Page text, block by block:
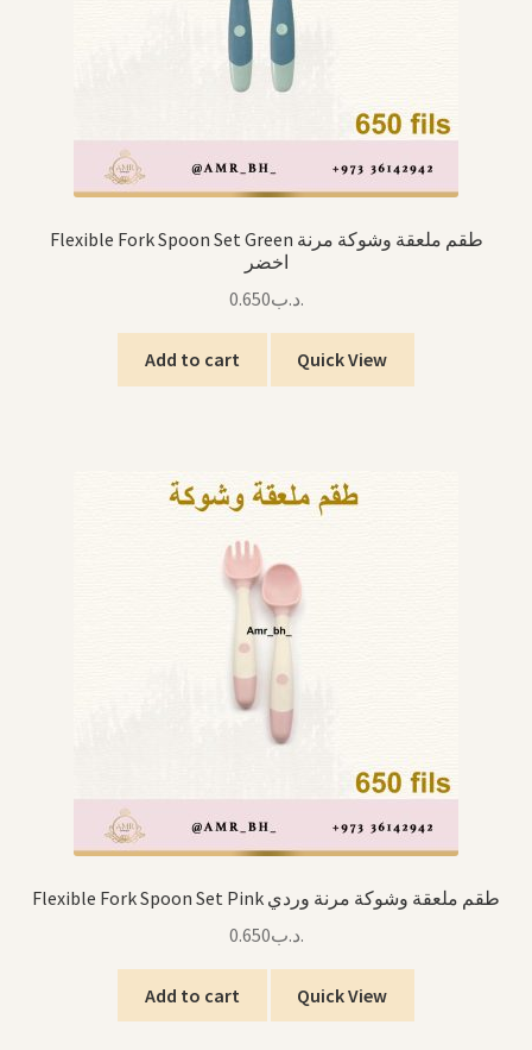
Flexible Fork Spoon Set Green طقم ملعقة وشوكة مرنة
اخضر
.د.ب0.650
Add to cart Quick View
Flexible Fork Spoon Set Pink طقم ملعقة وشوكة مرنة وردي
.د.ب0.650
Add to cart Quick View